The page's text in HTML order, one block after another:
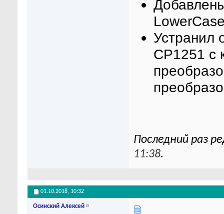
Устранил
CP1251 с
Последний раз
11:38.
01.10.2018, 10:32
Осинский Алексей